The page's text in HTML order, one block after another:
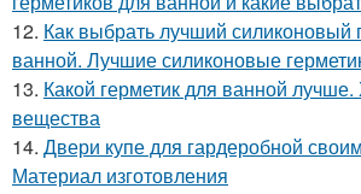
12. Как выбрать лучший силиконовый
ванной. Лучшие силиконовые
13. Какой герметик для ванной лучше.
вещества
14. Двери купе для гардеробной
Материал изготовления